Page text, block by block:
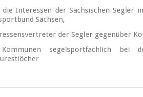
Interessen der Sächsischen Segler
Sachsen,
der Segler gegenüber
segelsportfachlich bei